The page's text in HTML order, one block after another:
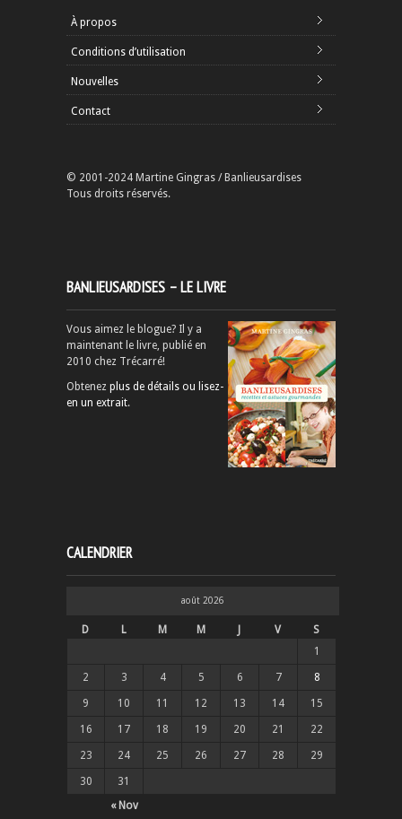
À propos
Conditions d’utilisation
Nouvelles
Contact
© 2001-2024 Martine Gingras / Banlieusardises
Tous droits réservés.
BANLIEUSARDISES – LE LIVRE
Vous aimez le blogue? Il y a
maintenant le livre, publié en
2010 chez Trécarré!
Obtenez plus de détails ou lisez-
en un extrait.
CALENDRIER
août 2026
D L M M J V S
« Nov
1
2 3 4 5 6 7 8
9 10 11 12 13 14 15
16 17 18 19 20 21 22
23 24 25 26 27 28 29
30 31